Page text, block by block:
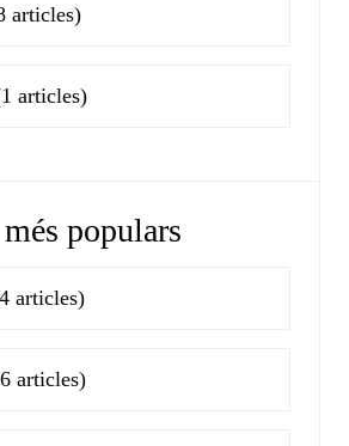
articles)
articles)
populars
articles)
articles)